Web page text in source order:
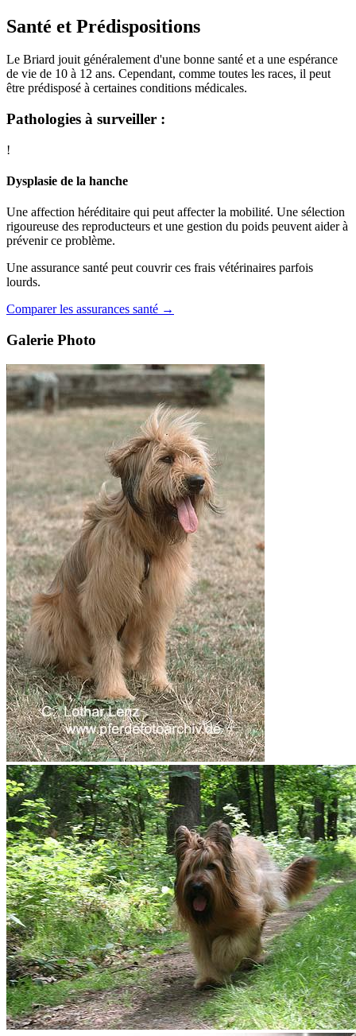
Santé et Prédispositions
Le Briard jouit généralement d'une bonne santé et a une espérance
de vie de 10 à 12 ans. Cependant, comme toutes les races, il peut
être prédisposé à certaines conditions médicales.
Pathologies à surveiller :
!
Dysplasie de la hanche
Une affection héréditaire qui peut affecter la mobilité. Une sélection
rigoureuse des reproducteurs et une gestion du poids peuvent aider à
prévenir ce problème.
Une assurance santé peut couvrir ces frais vétérinaires parfois
lourds.
Comparer les assurances santé →
Galerie Photo